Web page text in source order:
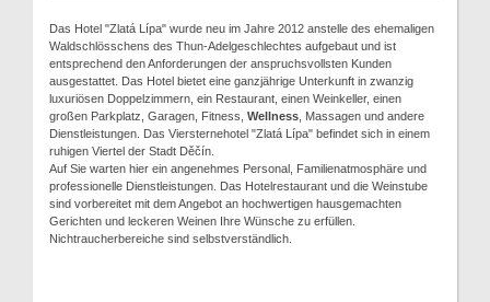
Das Hotel "Zlatá Lípa" wurde neu im Jahre 2012 anstelle des ehemaligen
Waldschlösschens des Thun-Adelgeschlechtes aufgebaut und ist
entsprechend den Anforderungen der anspruchsvollsten Kunden
ausgestattet. Das Hotel bietet eine ganzjährige Unterkunft in zwanzig
luxuriösen Doppelzimmern, ein Restaurant, einen Weinkeller, einen
großen Parkplatz, Garagen, Fitness, Wellness , Massagen und andere
Dienstleistungen. Das Viersternehotel "Zlatá Lípa" befindet sich in einem
ruhigen Viertel der Stadt Děčín.
Auf Sie warten hier ein angenehmes Personal, Familienatmosphäre und
professionelle Dienstleistungen. Das Hotelrestaurant und die Weinstube
sind vorbereitet mit dem Angebot an hochwertigen hausgemachten
Gerichten und leckeren Weinen Ihre Wünsche zu erfüllen.
Nichtraucherbereiche sind selbstverständlich.